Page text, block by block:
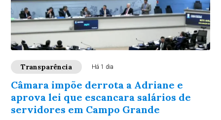
Transparência Há 1 dia
Câmara impõe derrota a Adriane e
aprova lei que escancara salários de
servidores em Campo Grande